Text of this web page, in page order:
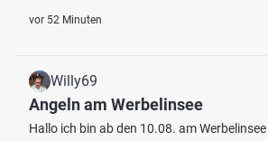
vor 52 Minuten
Willy69
Angeln am Werbelinsee
Hallo ich bin ab den 10.08. am